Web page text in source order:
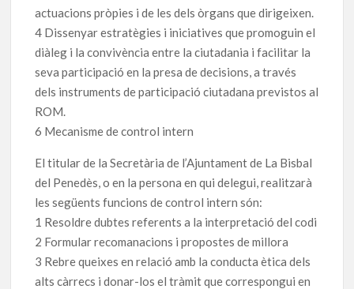
actuacions pròpies i de les dels òrgans que dirigeixen.
4 Dissenyar estratègies i iniciatives que promoguin el
diàleg i la convivència entre la ciutadania i facilitar la
seva participació en la presa de decisions, a través
dels instruments de participació ciutadana previstos al
ROM.
6 Mecanisme de control intern
El titular de la Secretària de l’Ajuntament de La Bisbal
del Penedès, o en la persona en qui delegui, realitzarà
les següents funcions de control intern són:
1 Resoldre dubtes referents a la interpretació del codi
2 Formular recomanacions i propostes de millora
3 Rebre queixes en relació amb la conducta ètica dels
alts càrrecs i donar-los el tràmit que correspongui en